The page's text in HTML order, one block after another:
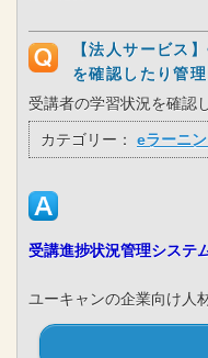
【法人サービス
を確認したり管
受講者の学習状況を確認
カテゴリー： eラーニ
受講進捗状況管理システ
ユーキャンの企業向け人